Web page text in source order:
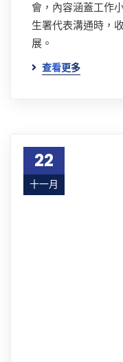
會，內容涵蓋工作
生署代表溝通時，
展。
查看更多
22
十一月